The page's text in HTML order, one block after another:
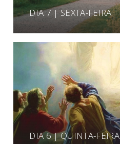
DIA 7 | SEXTA-FEIRA
DIA 6 | QUINTA-FEIRA